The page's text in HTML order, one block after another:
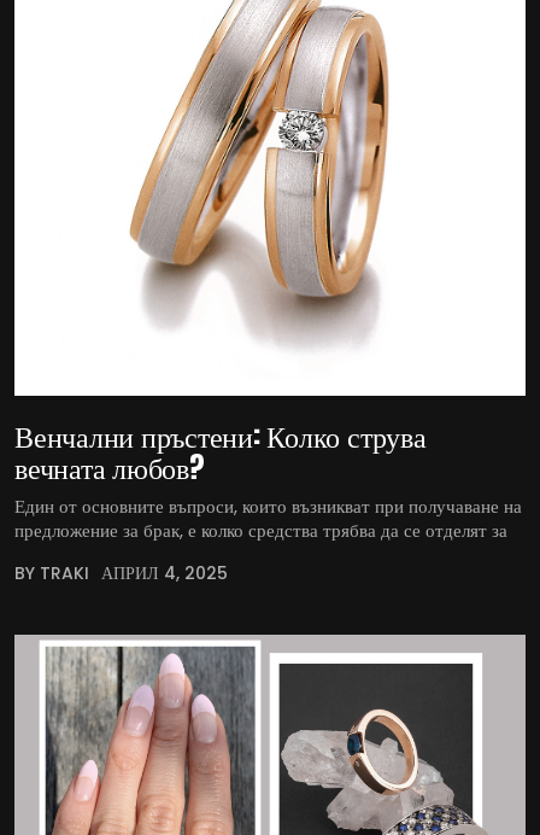
Венчални пръстени: Колко струва
вечната любов?
Един от основните въпроси, които възникват при получаване на
предложение за брак, е колко средства трябва да се отделят за
BY TRAKI АПРИЛ 4, 2025